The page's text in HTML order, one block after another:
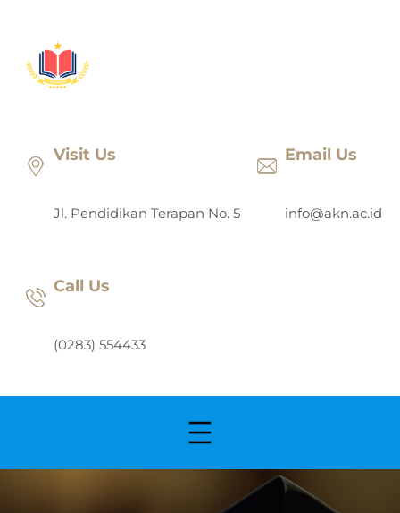
konten
Visit Us
Jl. Pendidikan Terapan No. 5
Email Us
info@akn.ac.id
Call Us
(0283) 554433